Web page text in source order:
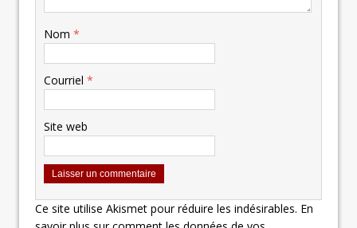
Nom *
Courriel *
Site web
Ce site utilise Akismet pour réduire les indésirables. En